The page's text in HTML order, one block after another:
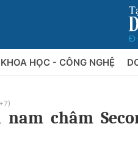
KHOA HỌC - CÔNG NGHỆ
châm